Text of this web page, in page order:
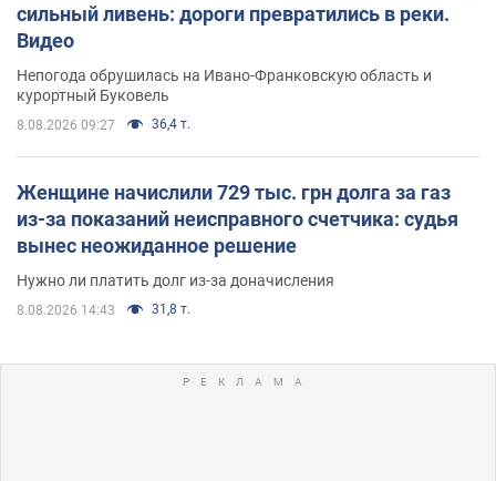
сильный ливень: дороги превратились в реки.
Видео
Непогода обрушилась на Ивано-Франковскую область и
курортный Буковель
8.08.2026 09:27 36,4 т.
Женщине начислили 729 тыс. грн долга за газ
из-за показаний неисправного счетчика: судья
вынес неожиданное решение
Нужно ли платить долг из-за доначисления
8.08.2026 14:43 31,8 т.